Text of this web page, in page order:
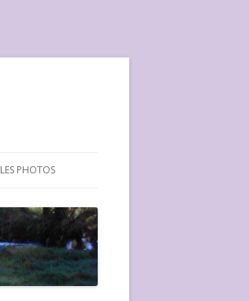
LES PHOTOS
FESTIVAL 2016-PHOTOS
FESTIVAL 2017-PHOTOS ET
VIDÉOS